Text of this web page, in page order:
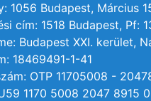
1056 Budapest, Március
cím: 1518 Budapest, Pf:
Budapest XXI. kerület,
18469491-1-41
OTP 11705008 -
1170 5008 2047 8915